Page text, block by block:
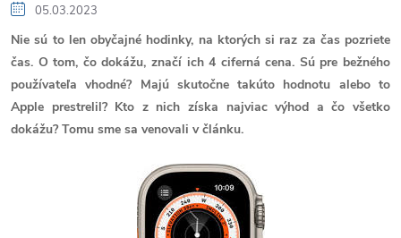
05.03.2023
Nie sú to len obyčajné hodinky, na ktorých si raz za čas pozriete
čas. O tom, čo dokážu, značí ich 4 ciferná cena. Sú pre bežného
používateľa vhodné? Majú skutočne takúto hodnotu alebo to
Apple prestrelil? Kto z nich získa najviac výhod a čo všetko
dokážu? Tomu sme sa venovali v článku.